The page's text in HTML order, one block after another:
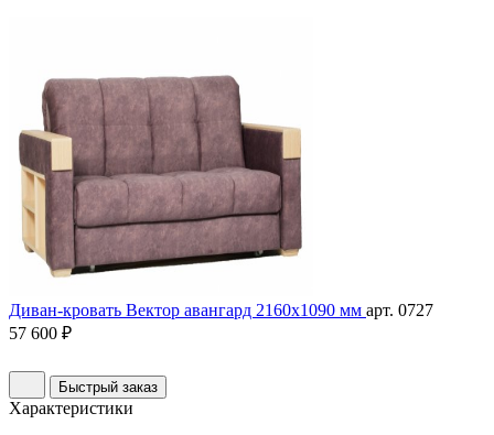
Диван-кровать Вектор авангард 2160х1090 мм арт. 0727
57 600 ₽
Быстрый заказ
Характеристики